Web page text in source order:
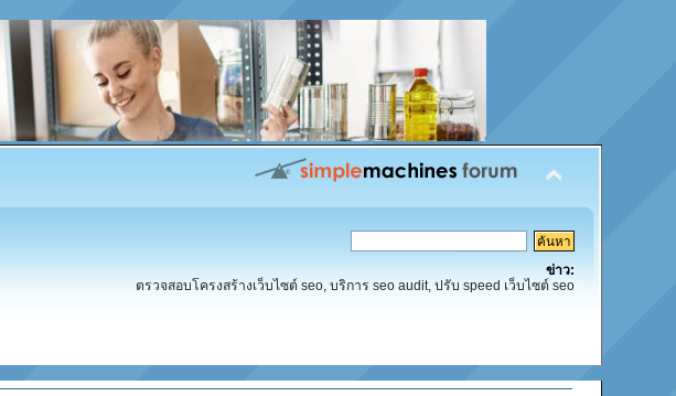
ข่าว:
ตรวจสอบโครงสร้างเว็บไซต์ seo, บริการ seo audit, ปรับ speed เว็บไซต์ seo